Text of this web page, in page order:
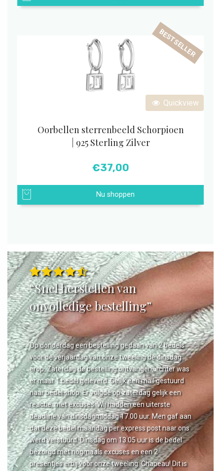
Quickview
BESTSELLER
Oorbellen sterrenbeeld Schorpioen
| 925 Sterling Zilver
€37,00
Nu shoppen
“Snel herstellen van
onvolledige bestelling”
Op donderdag een bestelling gedaan van 2 bedels
voor de verjaardag van onze tweeling de dinsdag
erop. Zaterdag de bestelling ontvangen, echter was
er maar 1 bedel geleverd. Gelijk een mail gestuurd
naar bedel.shop. Er volgde op zaterdag gelijk een
reactie, met excuses. Wij hadden een uiterste
deadline van dinsdagmiddag 17.00 uur. Men gaf aan
dat deze bedel maandag per express post naar ons
werd verstuurd. Dinsdag om 13.05 uur is de bedel
bezorgd met nogmaals excuses en een 2
presentjes erbij voor onze tweeling. Chapeau! Dit is